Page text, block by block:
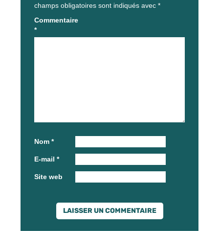
champs obligatoires sont indiqués avec *
Commentaire
*
Nom *
E-mail *
Site web